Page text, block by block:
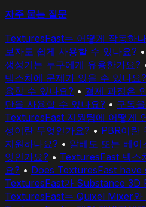
자주 묻는 질문
TexturesFast는 어떻게 작동하
보자도 쉽게 사용할 수 있나요? •
생성기는 누구에게 유용한가요?
텍스처에 문제가 있을 수 있나요?
용할 수 있나요? • 결제 과정은
단을 사용할 수 있나요? • 구독
TexturesFast 지원팀에 어떻게
성이란 무엇인가요? • PBR이란
지원하나요? • 알베도 또는 베
엇인가요? • TexturesFast 텍스
요? • Does TexturesFast have
TexturesFast가 Substance 3D
TexturesFast는 Quixel Mixer와